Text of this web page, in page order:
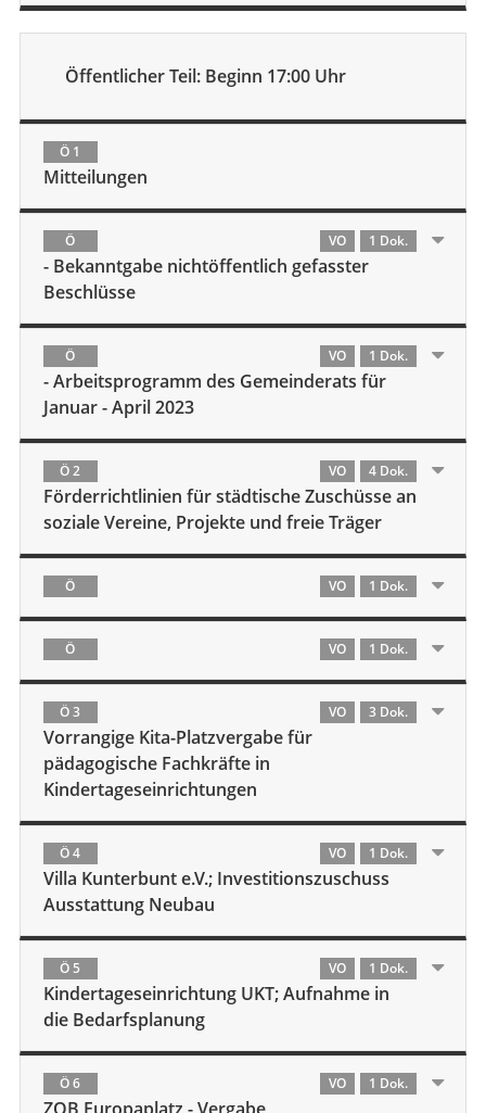
Öffentlicher Teil: Beginn 17:00 Uhr
Ö 1
Mitteilungen
Ö VO 1 Dok.
- Bekanntgabe nichtöffentlich gefasster
Beschlüsse
Ö VO 1 Dok.
- Arbeitsprogramm des Gemeinderats für
Januar - April 2023
Ö 2 VO 4 Dok.
Förderrichtlinien für städtische Zuschüsse an
soziale Vereine, Projekte und freie Träger
Ö VO 1 Dok.
Ö VO 1 Dok.
Ö 3 VO 3 Dok.
Vorrangige Kita-Platzvergabe für
pädagogische Fachkräfte in
Kindertageseinrichtungen
Ö 4 VO 1 Dok.
Villa Kunterbunt e.V.; Investitionszuschuss
Ausstattung Neubau
Ö 5 VO 1 Dok.
Kindertageseinrichtung UKT; Aufnahme in
die Bedarfsplanung
Ö 6 VO 1 Dok.